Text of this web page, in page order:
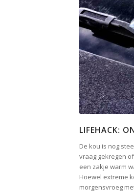
LIFEHACK:
De kou is nog
vraag gekregen
een zakje warm
Hoewel extreme
morgensvroeg